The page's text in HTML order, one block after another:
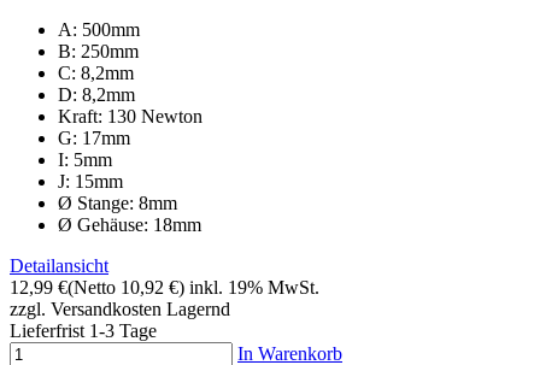
A: 500mm
B: 250mm
C: 8,2mm
D: 8,2mm
Kraft: 130 Newton
G: 17mm
I: 5mm
J: 15mm
Ø Stange: 8mm
Ø Gehäuse: 18mm
Detailansicht
12,99 €(Netto 10,92 €) inkl. 19% MwSt.
zzgl. Versandkosten Lagernd
Lieferfrist 1-3 Tage
In Warenkorb